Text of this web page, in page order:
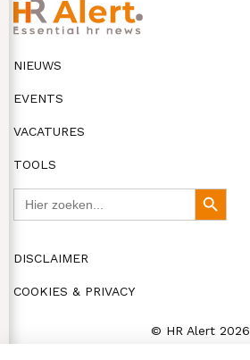
NIEUWS
EVENTS
VACATURES
TOOLS
Zoekknop
DISCLAIMER
COOKIES & PRIVACY
© HR Alert 2026